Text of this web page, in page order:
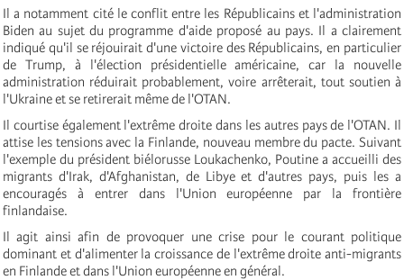
Il a notamment cité le conflit entre les Républicains et l'administration
Biden au sujet du programme d'aide proposé au pays. Il a clairement
indiqué qu'il se réjouirait d'une victoire des Républicains, en particulier
de Trump, à l'élection présidentielle américaine, car la nouvelle
administration réduirait probablement, voire arrêterait, tout soutien à
l'Ukraine et se retirerait même de l'OTAN.
Il courtise également l'extrême droite dans les autres pays de l'OTAN. Il
attise les tensions avec la Finlande, nouveau membre du pacte. Suivant
l'exemple du président biélorusse Loukachenko, Poutine a accueilli des
migrants d'Irak, d'Afghanistan, de Libye et d'autres pays, puis les a
encouragés à entrer dans l'Union européenne par la frontière
finlandaise.
Il agit ainsi afin de provoquer une crise pour le courant politique
dominant et d'alimenter la croissance de l'extrême droite anti-migrants
en Finlande et dans l'Union européenne en général.